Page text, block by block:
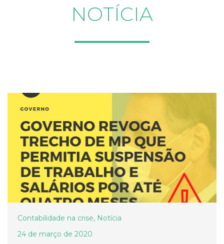
NOTÍCIA
Contabilidade na crise, Notícia
24 de março de 2020